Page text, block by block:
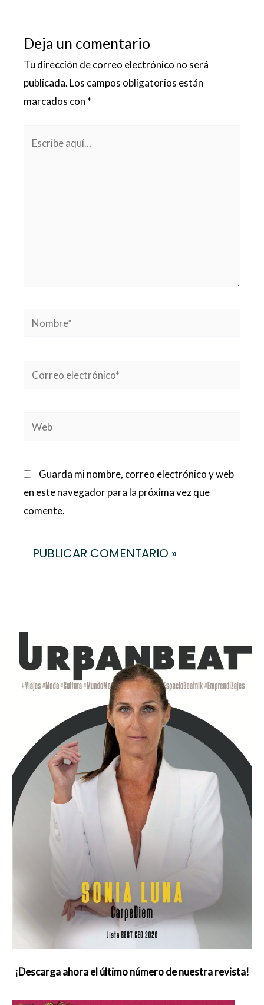
Deja un comentario
Tu dirección de correo electrónico no será
publicada. Los campos obligatorios están
marcados con *
Nombre*
Correo
Web
Guarda mi nombre, correo electrónico y web
en este navegador para la próxima vez que
comente.
¡Descarga ahora el último número de nuestra revista!